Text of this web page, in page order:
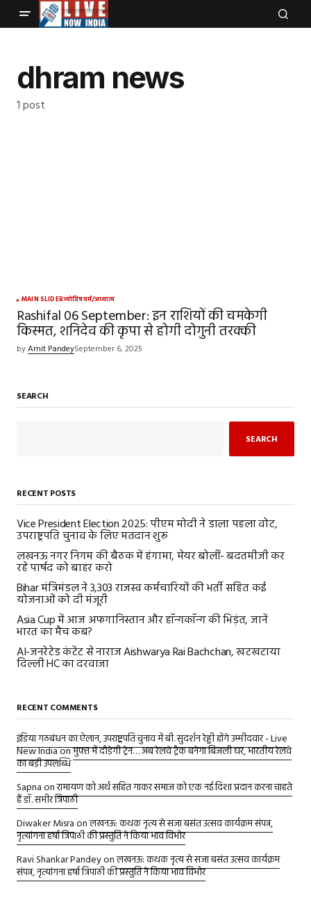
dhram news
1 post
MAIN SLIDERज्योतिषधर्म/अध्यात्म
Rashifal 06 September: इन राशियों की चमकेगी
किस्मत, शनिदेव की कृपा से होगी दोगुनी तरक्की
byAmit PandeySeptember 6, 2025
SEARCH
SEARCH
RECENT POSTS
Vice President Election 2025: पीएम मोदी ने डाला पहला वोट,
उपराष्ट्रपति चुनाव के लिए मतदान शुरू
लखनऊ नगर निगम की बैठक में हंगामा, मेयर बोलीं- बदतमीजी कर
रहे पार्षद को बाहर करो
Bihar मंत्रिमंडल ने 3,303 राजस्व कर्मचारियों की भर्ती सहित कई
योजनाओं को दी मंजूरी
Asia Cup में आज अफगानिस्तान और हॉन्गकॉन्ग की भिड़ंत, जानें
भारत का मैच कब?
AI-जनरेटेड कंटेंट से नाराज Aishwarya Rai Bachchan, खटखटाया
दिल्ली HC का दरवाजा
RECENT COMMENTS
इंडिया गठबंधन का ऐलान, उपराष्ट्रपति चुनाव में बी. सुदर्शन रेड्डी होंगे उम्मीदवार - Live
New Indiaonमुफ्त में दौड़ेगी ट्रेन… अब रेलवे ट्रैक बनेगा बिजली घर, भारतीय रेलवे
का बड़ी उपलब्धि
Sapnaonरामायण को अर्थ सहित गाकर समाज को एक नई दिशा प्रदान करना चाहते
हैं डॉ. समीर त्रिपाठी
Diwaker Misraonलखनऊ: कथक नृत्य से सजा बसंत उत्सव कार्यक्रम संपन्न,
नृत्यांगना हर्षा त्रिपाठी की प्रस्तुति ने किया भाव विभोर
Ravi Shankar Pandeyonलखनऊ: कथक नृत्य से सजा बसंत उत्सव कार्यक्रम
संपन्न, नृत्यांगना हर्षा त्रिपाठी की प्रस्तुति ने किया भाव विभोर